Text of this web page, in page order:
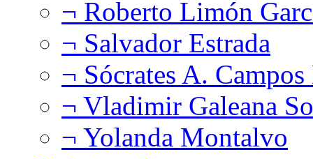
¬ Roberto Limón
¬ Salvador Estrada
¬ Sócrates A.
¬ Vladimir Galeana
¬ Yolanda Montalvo